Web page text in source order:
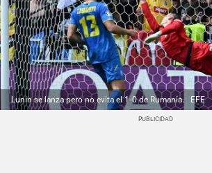
Lunin se lanza pero no evita el 1-0 de Rumanía. EFE